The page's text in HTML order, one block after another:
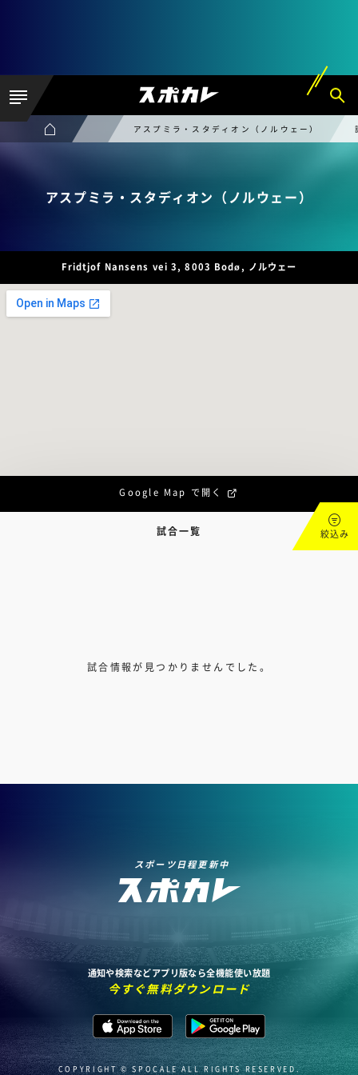
アスプミラ・スタディオン（ノルウェー）
アスプミラ・スタディオン（ノルウェー）
Fridtjof Nansens vei 3, 8003 Bodø, ノルウェー
Google Map で開く
試合一覧 絞込み
試合情報が見つかりませんでした。
スポーツ日程更新中
通知や検索などアプリ版なら全機能使い放題
今すぐ無料ダウンロード
COPYRIGHT © SPOCALE ALL RIGHTS RESERVED.